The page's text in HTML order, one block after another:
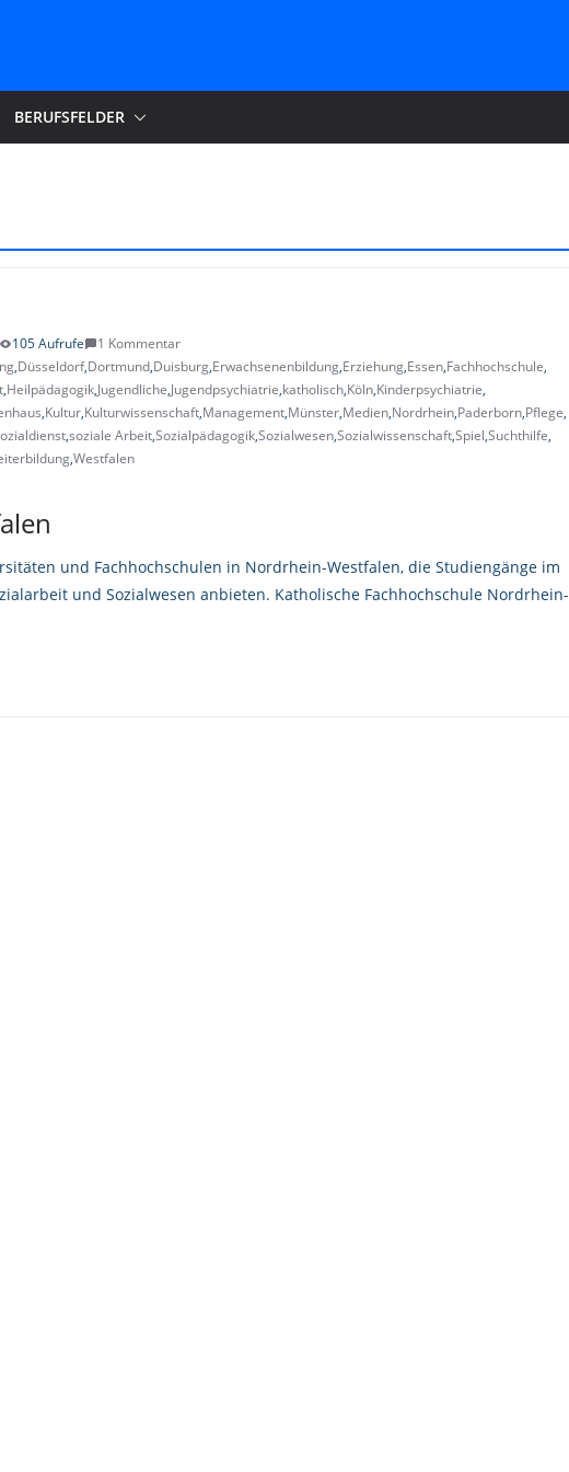
BERUFSFELDER
105 Aufrufe
1 Kommentar
,Düsseldorf,Dortmund,Duisburg,Erwachsenenbildung,Erziehung,Essen,Fachhochschule,
,Heilpädagogik,Jugendliche,Jugendpsychiatrie,katholisch,Köln,Kinderpsychiatrie,
,Kultur,Kulturwissenschaft,Management,Münster,Medien,Nordrhein,Paderborn,Pflege,
,soziale Arbeit,Sozialpädagogik,Sozialwesen,Sozialwissenschaft,Spiel,Suchthilfe,
,Westfalen
und Fachhochschulen in Nordrhein-Westfalen, die Studiengänge im
und Sozialwesen anbieten. Katholische Fachhochschule Nordrhein-